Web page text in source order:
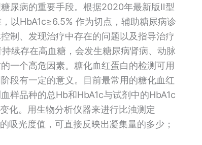
尿病的重要手段。根据2020年最新版Ⅱ型
以HbA1c≥6.5% 作为切点，辅助糖尿病诊
制、发现治疗中存在的问题以及指导治疗
续存在高血糖，会发生糖尿病肾病、动脉
一个高危因素。糖化血红蛋白的检测可用
段有一定的意义。目前最常用的糖化血红
样品种的总Hb和HbA1c与试剂中的HbA1c
化。用生物分析仪器来进行比浊测定
吸光度值，可直接反映出凝集量的多少；